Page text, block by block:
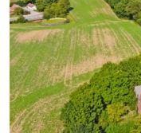
Spedsbjerg,
5491
Blommenslyst